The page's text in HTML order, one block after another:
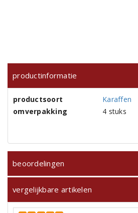
productinformatie
productsoort
Karaffen
omverpakking
4 stuks
beoordelingen
vergelijkbare artikelen